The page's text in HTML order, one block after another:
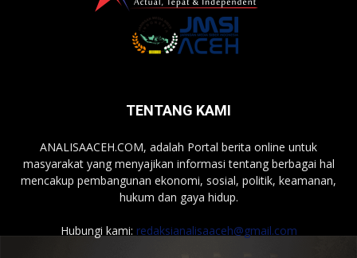
TENTANG KAMI
ANALISAACEH.COM, adalah Portal berita online untuk
masyarakat yang menyajikan informasi tentang berbagai hal
mencakup pembangunan ekonomi, sosial, politik, keamanan,
hukum dan gaya hidup.
Hubungi kami: redaksianalisaaceh@gmail.com